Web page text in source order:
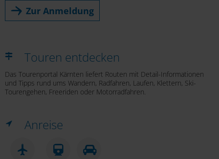
Zur Anmeldung
Touren entdecken
Das Tourenportal Kärnten liefert Routen mit Detail-Informationen
und Tipps rund ums Wandern, Radfahren, Laufen, Klettern, Ski-
Tourengehen, Freeriden oder Motorradfahren.
Anreise